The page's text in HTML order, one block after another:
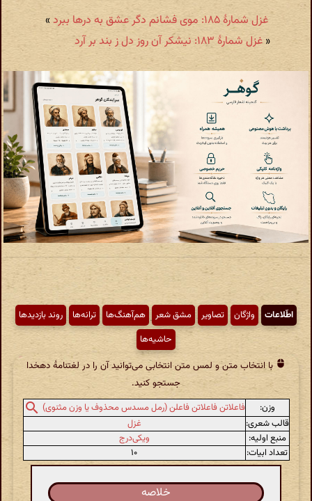
غزل شمارهٔ ۱۸۵: موی فشانم دگر عشق به درها ببرد
»
« غزل شمارهٔ ۱۸۳: نیشکر آن روز دل ز بند بر آرد
اطّلاعات واژگان تصاویر مشق شعر هم‌آهنگ‌ها ترانه‌ها
روند بازدیدها
حاشیه‌ها
با انتخاب متن و لمس متن انتخابی می‌توانید آن را در لغتنامهٔ دهخدا
جستجو کنید.
وزن:
فاعلاتن فاعلاتن فاعلن (رمل مسدس محذوف یا وزن مثنوی)
قالب شعری:
غزل
منبع اولیه:
ویکی‌درج
تعداد ابیات:
۱۰
خلاصه